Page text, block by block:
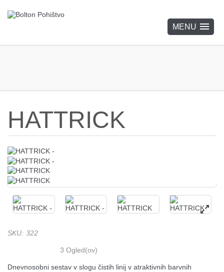
HATTRICK
SKU: 322
3 Ogled(ov)
Dnevnosobni sestav v slogu čistih linij v atraktivnih barvnih